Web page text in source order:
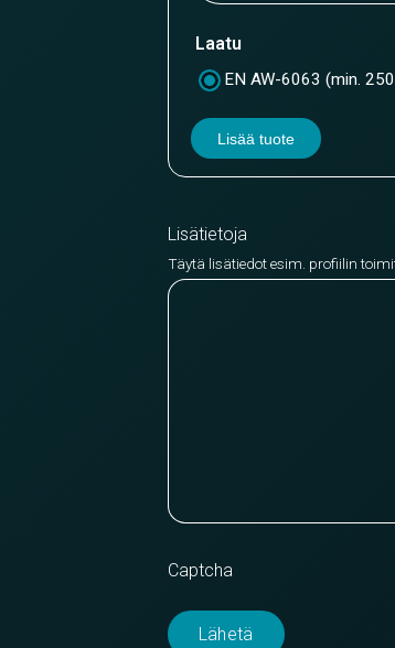
Laatu
EN AW-6063 (min.
Lisää tuote
Lisätietoja
Täytä lisätiedot esim. profiilin
Captcha